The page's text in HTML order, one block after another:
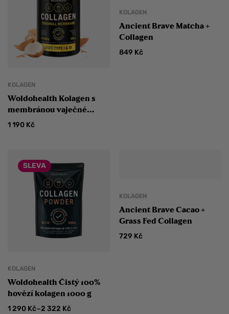
KOLAGEN
Woldohealth Kolagen s
membránou vaječné
skořápky 500 g
1 190 Kč
KOLAGEN
Ancient Brave Matcha +
Collagen
849 Kč
SLEVA
KOLAGEN
Woldohealth Čistý 100%
hovězí kolagen 1000 g
1 290 Kč–2 322 Kč
KOLAGEN
Ancient Brave Cacao +
Grass Fed Collagen
729 Kč